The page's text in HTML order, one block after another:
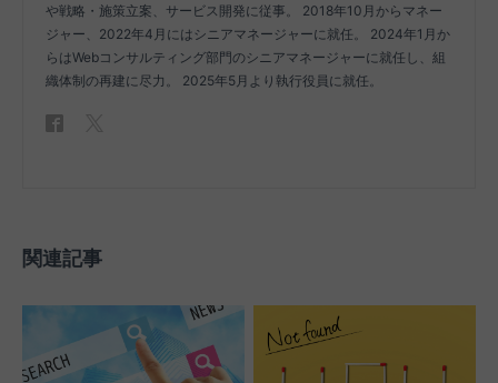
や戦略・施策立案、サービス開発に従事。 2018年10月からマネー
ジャー、2022年4月にはシニアマネージャーに就任。 2024年1月か
らはWebコンサルティング部門のシニアマネージャーに就任し、組
織体制の再建に尽力。 2025年5月より執行役員に就任。
関連記事